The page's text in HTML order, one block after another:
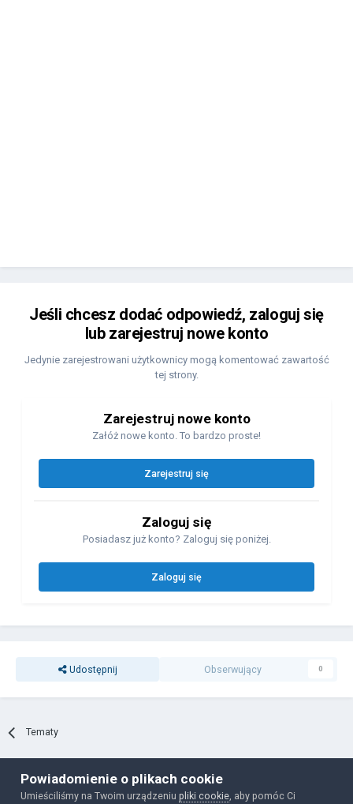
Jeśli chcesz dodać odpowiedź, zaloguj się
lub zarejestruj nowe konto
Jedynie zarejestrowani użytkownicy mogą komentować zawartość
tej strony.
Zarejestruj nowe konto
Załóż nowe konto. To bardzo proste!
Zarejestruj się
Zaloguj się
Posiadasz już konto? Zaloguj się poniżej.
Zaloguj się
Udostępnij Obserwujący 0
Tematy
Polityka prywatności Ciasteczka
Powered by Invision Community
Powiadomienie o plikach cookie
Umieściliśmy na Twoim urządzeniupliki cookie , aby pomóc Ci